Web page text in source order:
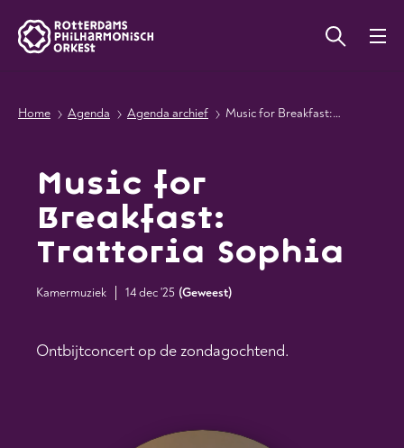
Home Agenda Agenda archief Music for Breakfast: Trattoria Sophia
Music for
Breakfast:
Trattoria Sophia
Kamermuziek 14 dec '25 (Geweest)
Ontbijtconcert op de zondagochtend.